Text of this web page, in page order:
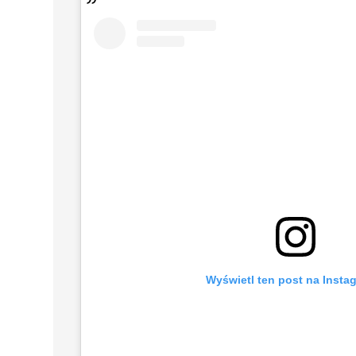
Wyświetl ten post na